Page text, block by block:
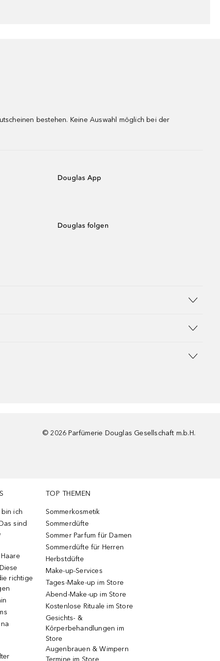
bestehen. Keine Auswahl möglich bei der
Douglas App
Douglas folgen
© 2026 Parfümerie Douglas Gesellschaft m.b.H.
ich
sind
richtige
TOP THEMEN
Sommerkosmetik
Sommerdüfte
Sommer Parfum für Damen
Sommerdüfte für Herren
Herbstdüfte
Make-up-Services
Tages-Make-up im Store
Abend-Make-up im Store
Kostenlose Rituale im Store
Gesichts- &
Körperbehandlungen im
Store
Augenbrauen & Wimpern
Termine im Store